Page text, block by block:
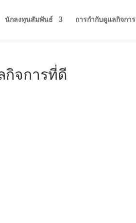
นักลงทุนสัมพันธ์ การกำกับดูแลกิจการ
กิจการที่ดี